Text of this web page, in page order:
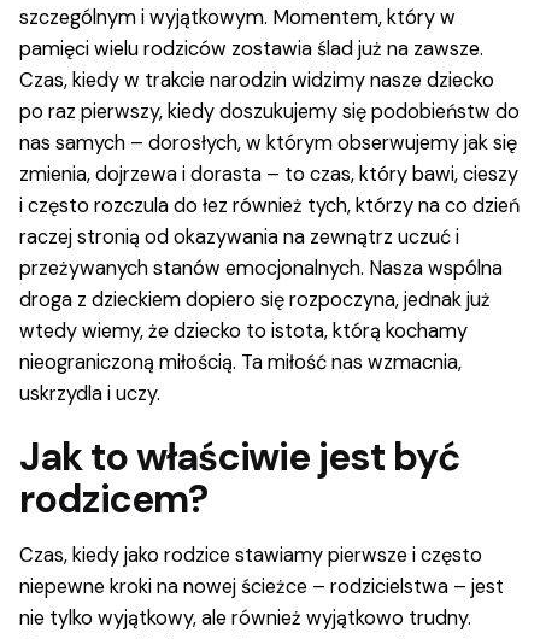
szczególnym i wyjątkowym. Momentem, który w
pamięci wielu rodziców zostawia ślad już na zawsze.
Czas, kiedy w trakcie narodzin widzimy nasze dziecko
po raz pierwszy, kiedy doszukujemy się podobieństw do
nas samych – dorosłych, w którym obserwujemy jak się
zmienia, dojrzewa i dorasta – to czas, który bawi, cieszy
i często rozczula do łez również tych, którzy na co dzień
raczej stronią od okazywania na zewnątrz uczuć i
przeżywanych stanów emocjonalnych. Nasza wspólna
droga z dzieckiem dopiero się rozpoczyna, jednak już
wtedy wiemy, że dziecko to istota, którą kochamy
nieograniczoną miłością. Ta miłość nas wzmacnia,
uskrzydla i uczy.
Jak to właściwie jest być
rodzicem?
Czas, kiedy jako rodzice stawiamy pierwsze i często
niepewne kroki na nowej ścieżce – rodzicielstwa – jest
nie tylko wyjątkowy, ale również wyjątkowo trudny.